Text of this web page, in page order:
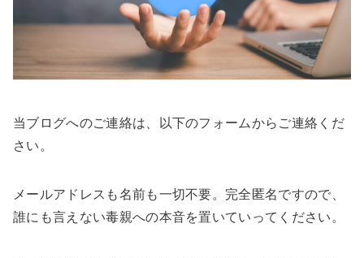
当ブログへのご連絡は、以下のフォームからご連絡くだ
さい。
メールアドレスも名前も一切不要。完全匿名ですので、
誰にも言えない毒親への本音を置いていってください。